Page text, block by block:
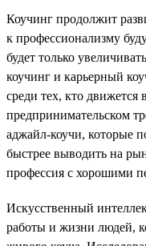
Коучинг продолжит
к профессионализму
будет только
коучинг и карьерный
среди тех, кто движется
предпринимательском
аджайл-коучи, которые
быстрее выводить на
профессия с хорошими
Искусственный
работы и жизни людей,